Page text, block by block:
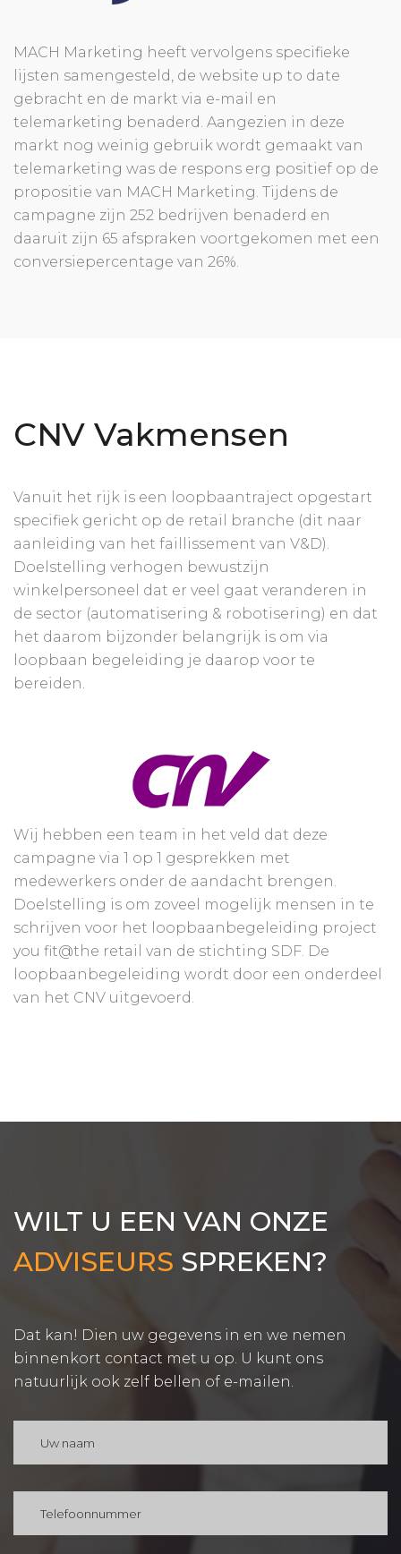
MACH Marketing heeft vervolgens specifieke
lijsten samengesteld, de website up to date
gebracht en de markt via e-mail en
telemarketing benaderd. Aangezien in deze
markt nog weinig gebruik wordt gemaakt van
telemarketing was de respons erg positief op de
propositie van MACH Marketing. Tijdens de
campagne zijn 252 bedrijven benaderd en
daaruit zijn 65 afspraken voortgekomen met een
conversiepercentage van 26%.
CNV Vakmensen
Vanuit het rijk is een loopbaantraject opgestart
specifiek gericht op de retail branche (dit naar
aanleiding van het faillissement van V&D).
Doelstelling verhogen bewustzijn
winkelpersoneel dat er veel gaat veranderen in
de sector (automatisering & robotisering) en dat
het daarom bijzonder belangrijk is om via
loopbaan begeleiding je daarop voor te
bereiden.
Wij hebben een team in het veld dat deze
campagne via 1 op 1 gesprekken met
medewerkers onder de aandacht brengen.
Doelstelling is om zoveel mogelijk mensen in te
schrijven voor het loopbaanbegeleiding project
you fit@the retail van de stichting SDF. De
loopbaanbegeleiding wordt door een onderdeel
van het CNV uitgevoerd.
WILT U EEN VAN ONZE
ADVISEURS SPREKEN?
Dat kan! Dien uw gegevens in en we nemen
binnenkort contact met u op. U kunt ons
natuurlijk ook zelf bellen of e-mailen.